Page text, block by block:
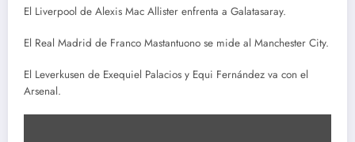
El Liverpool de Alexis Mac Allister enfrenta a Galatasaray.
El Real Madrid de Franco Mastantuono se mide al Manchester City.
El Leverkusen de Exequiel Palacios y Equi Fernández va con el
Arsenal.
Mostrar